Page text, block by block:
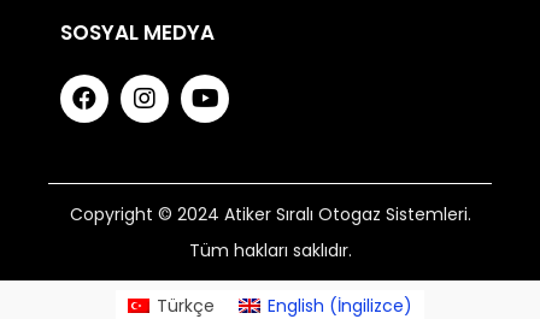
SOSYAL MEDYA
Copyright © 2024 Atiker Sıralı Otogaz Sistemleri.
Tüm hakları saklıdır.
Türkçe English (İngilizce)